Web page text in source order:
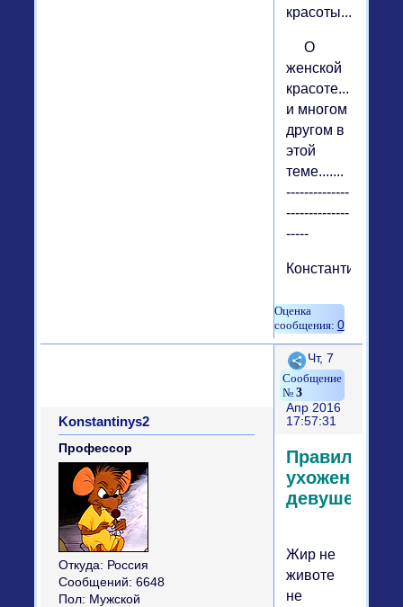
красоты....
О
женской
красоте...
и многом
другом в
этой
теме.......
--------------
--------------
-----
Константинус
0
Поделиться
3
Чт, 7
Апр 2016
17:57:31
Konstantinys2
Профессор
Откуда: Россия
Сообщений: 6648
Пол: Мужской
Правила
ухоженных
девушек
Жир не
животе
не